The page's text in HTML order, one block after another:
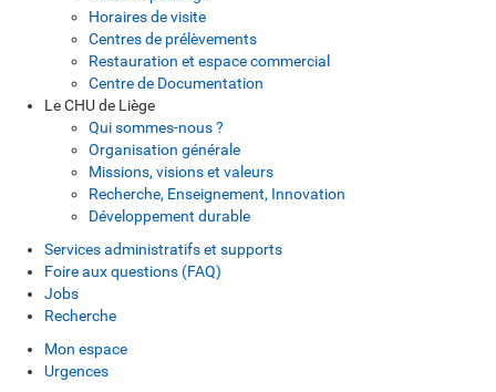
Horaires de visite
Centres de prélèvements
Restauration et espace commercial
Centre de Documentation
Le CHU de Liège
Qui sommes-nous ?
Organisation générale
Missions, visions et valeurs
Recherche, Enseignement, Innovation
Développement durable
Services administratifs et supports
Foire aux questions (FAQ)
Jobs
Recherche
Mon espace
Urgences